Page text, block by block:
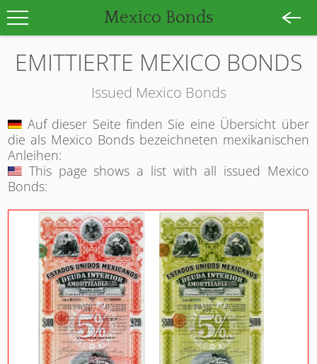
Mexico Bonds
EMITTIERTE MEXICO BONDS
Issued Mexico Bonds
Auf dieser Seite finden Sie eine Übersicht über
die als Mexico Bonds bezeichneten mexikanischen
Anleihen:
This page shows a list with all issued Mexico
Bonds: